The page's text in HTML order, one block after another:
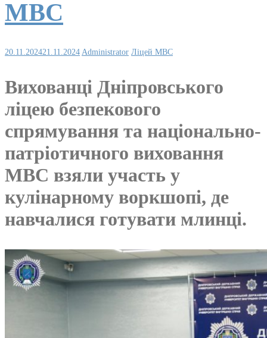
МВС
20.11.202421.11.2024 Administrator Ліцей МВС
Вихованці Дніпровського
ліцею безпекового
спрямування та національно-
патріотичного виховання
МВС взяли участь у
кулінарному воркшопі, де
навчалися готувати млинці.